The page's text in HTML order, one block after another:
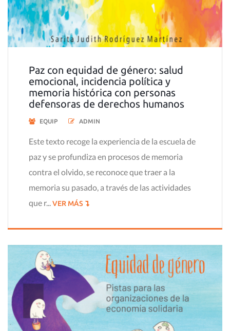
Paz con equidad de género: salud
emocional, incidencia política y
memoria histórica con personas
defensoras de derechos humanos
EQUIP ADMIN
Este texto recoge la experiencia de la escuela de
paz y se profundiza en procesos de memoria
contra el olvido, se reconoce que traer a la
memoria su pasado, a través de las actividades
que r...VER MÁS